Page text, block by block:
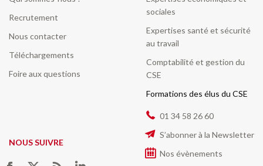
Recrutement
Nous contacter
Téléchargements
Foire aux questions
sociales
Expertises santé et sécurité
au travail
Comptabilité et gestion du
CSE
Formations des élus du CSE
NOUS SUIVRE
01 34 58 26 60
S’abonner à la Newsletter
Nos évènements